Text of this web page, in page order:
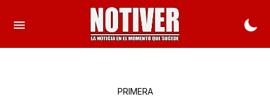
PRIMERA